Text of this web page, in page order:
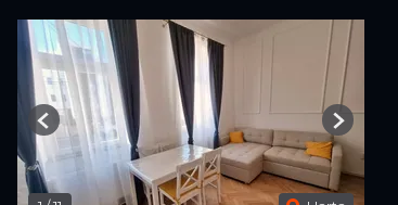
Previous Next